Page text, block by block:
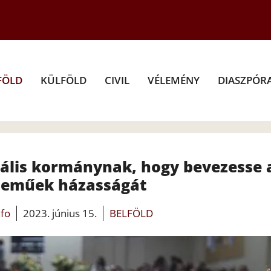
KÜLFÖLD CIVIL VÉLEMÉNY
kormánynak, hogy bevezesse
házasságát
2023. június 15. BELFÖLD